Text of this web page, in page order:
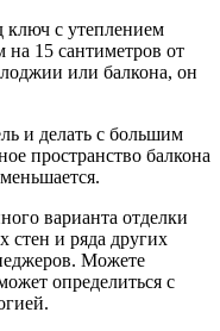
ключ с утеплением
на 15 сантиметров от
или балкона, он
и делать с большим
пространство балкона
варианта отделки
стен и ряда других
Можете
определиться с